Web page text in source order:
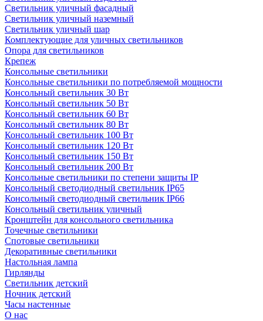
Светильник уличный фасадный
Светильник уличный наземный
Cветильник уличный шар
Комплектующие для уличных светильников
Опора для светильников
Крепеж
Консольные светильники
Консольные светильники по потребляемой мощности
Консольный светильник 30 Вт
Консольный светильник 50 Вт
Консольный светильник 60 Вт
Консольный светильник 80 Вт
Консольный светильник 100 Вт
Консольный светильник 120 Вт
Консольный светильник 150 Вт
Консольный светильник 200 Вт
Консольные светильники по степени защиты IP
Консольный светодиодный светильник IP65
Консольный светодиодный светильник IP66
Консольный светильник уличный
Кронштейн для консольного светильника
Точечные светильники
Спотовые светильники
Декоративные светильники
Настольная лампа
Гирлянды
Светильник детский
Ночник детский
Часы настенные
О нас